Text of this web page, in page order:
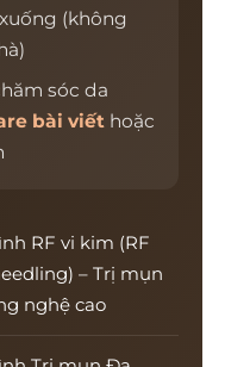
(không
sóc da
bài viết hoặc
RF vi kim (RF
– Trị mụn
nghệ cao